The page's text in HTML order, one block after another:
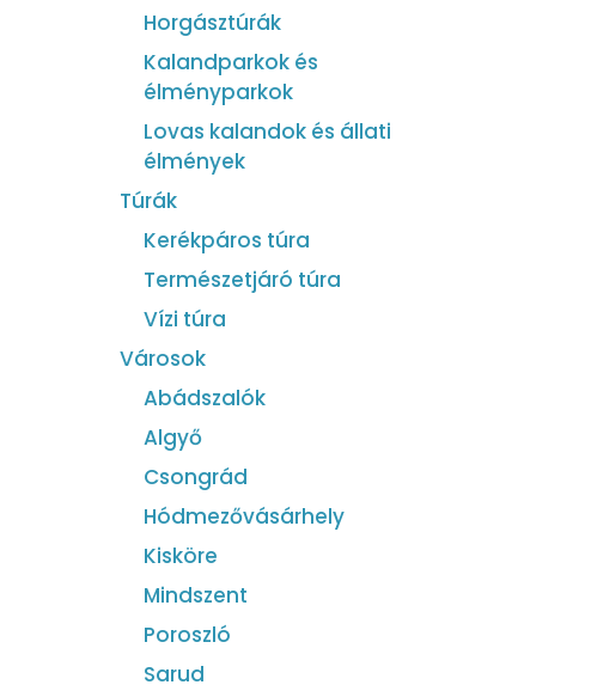
Horgásztúrák
Kalandparkok és
élményparkok
Lovas kalandok és állati
élmények
Túrák
Kerékpáros túra
Természetjáró túra
Vízi túra
Városok
Abádszalók
Algyő
Csongrád
Hódmezővásárhely
Kisköre
Mindszent
Poroszló
Sarud